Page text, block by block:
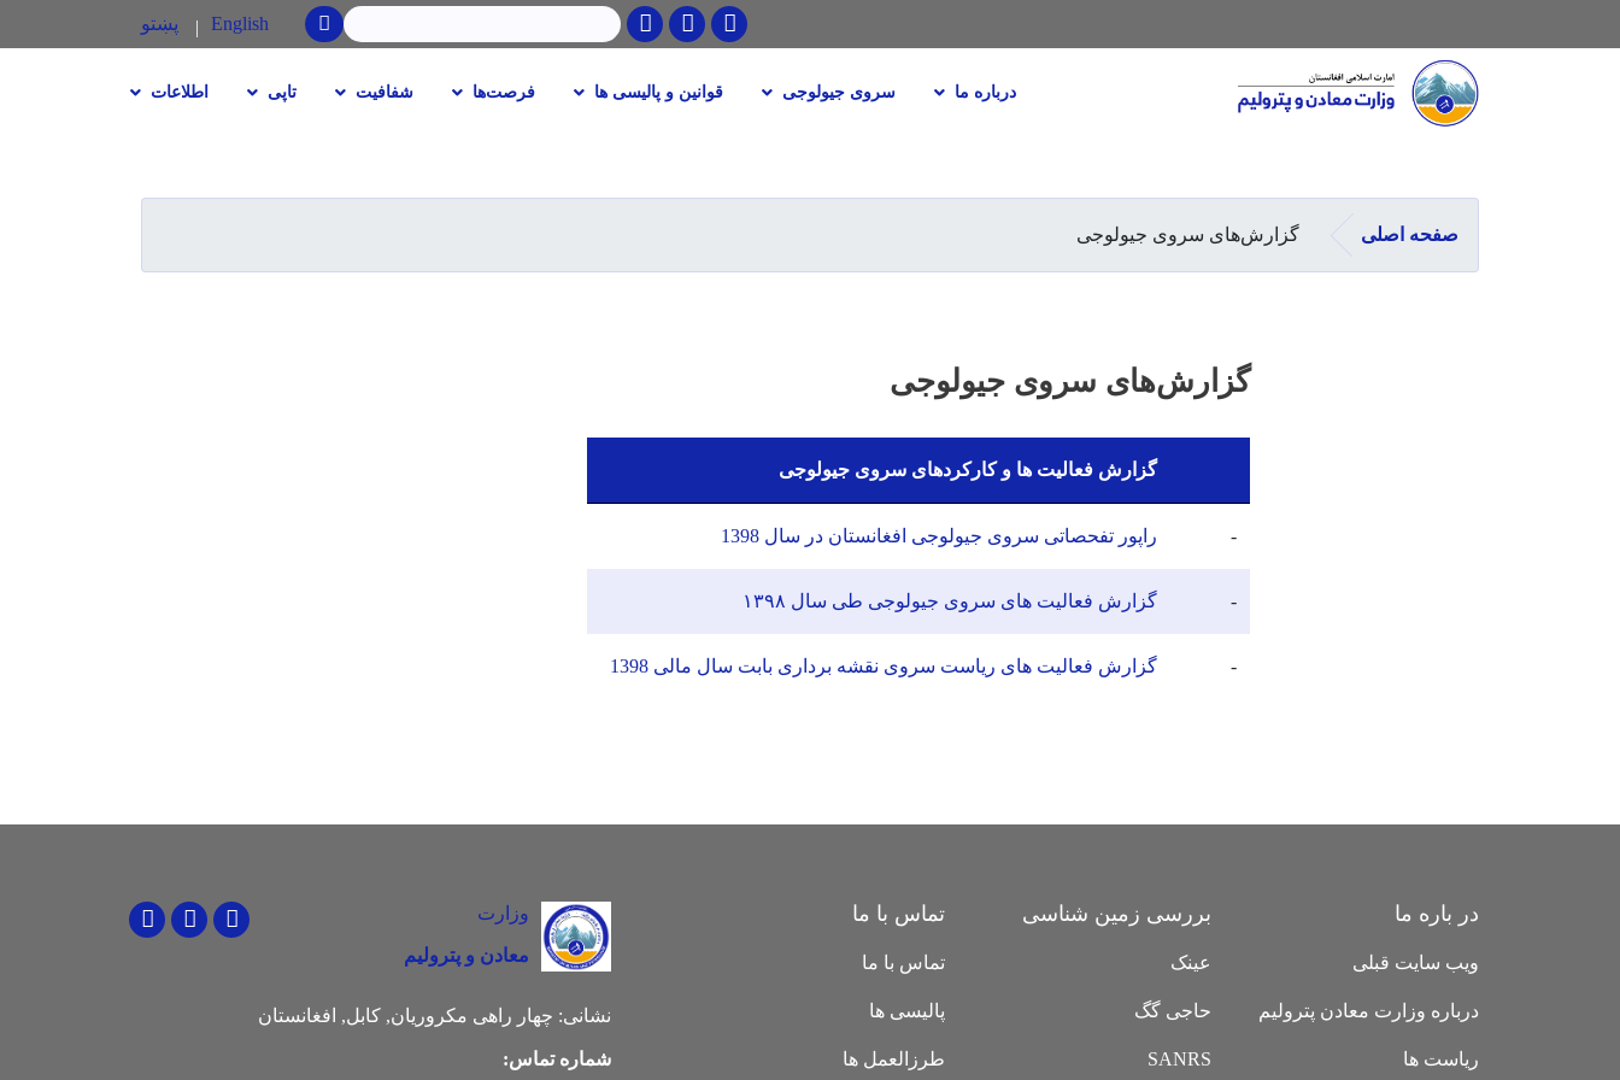
Youtube
Facebook
Twitter
جستجو SEARCH
English پښتو
Main navigation
درباره ما سروی جیولوجی قوانین و پالیسی ها فرصت‌ها شفافیت تاپی اطلاعات
صفحه اصلی گزارش‌های سروی جیولوجی
گزارش‌های سروی جیولوجی
گزارش فعالیت ‌ها و کارکردهای سروی جیولوجی
- راپور تفحصاتی سروی جیولوجی افغانستان در سال 1398
- گزارش فعالیت های سروی جیولوجی طی سال ۱۳۹۸
- گزارش فعالیت های ریاست سروی نقشه برداری بابت سال مالی 1398
در باره ما
ویب سایت قبلی
درباره وزارت معادن پترولیم
ریاست ها
بررسی زمین شناسی
عینک
حاجی گگ
SANRS
تماس با ما
تماس با ما
پالیسی ها
طرزالعمل ها
وزارت
معادن و پترولیم
YoutubeFacebook
نشانی: چهار راهی مکروریان, کابل, افغانستان
شماره تماس: